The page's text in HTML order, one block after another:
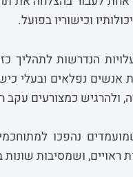
וכישוריו בפועל.
הנדרשות
אנשים נפלאים ובעלי
ולהרגיש כמצורעים
נהפכו
ראויים, ושמסיבות